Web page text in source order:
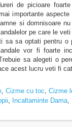
de picioare
importante
si domnisoare
pe care le
sa optati pentru o
vor fi foarte
sa alegeti o
acest lucru veti fi
, Cizme cu toc, Cizme
, Incaltaminte Dama,